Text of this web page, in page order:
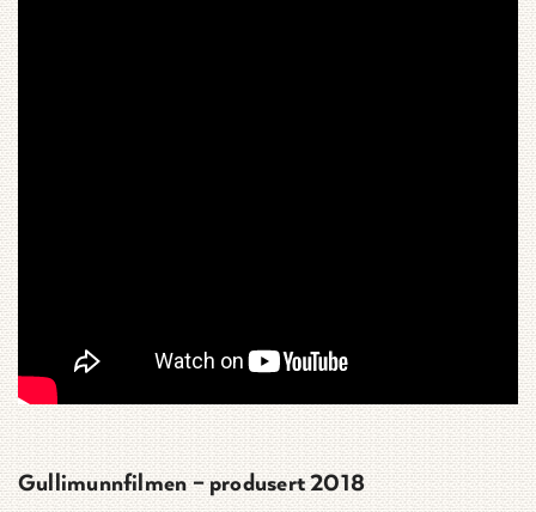
Gullimunnfilmen – produsert 2018